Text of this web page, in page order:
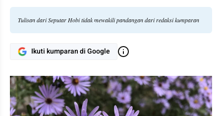
Tulisan dari Seputar Hobi tidak mewakili pandangan dari redaksi kumparan
Ikuti kumparan di Google